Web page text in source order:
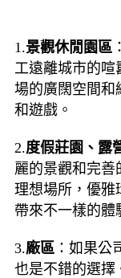
1.景觀休閒園區
工遠離城市的喧
場的廣闊空間和
和遊戲。
2.度假莊園、露
麗的景觀和完善
理想場所，優雅
帶來不一樣的體
3.廠區 ：如果公
也是不錯的選擇